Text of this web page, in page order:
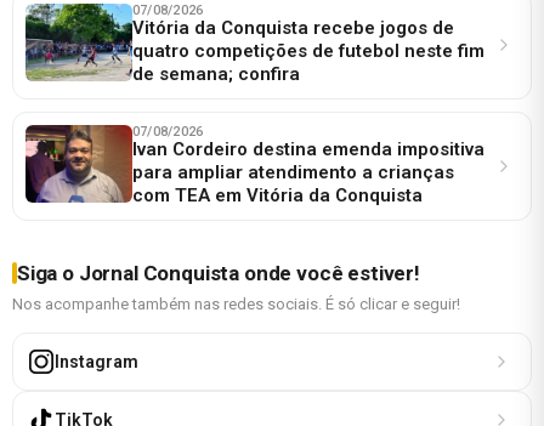
07/08/2026
Vitória da Conquista recebe jogos de
quatro competições de futebol neste fim
de semana; confira
07/08/2026
Ivan Cordeiro destina emenda impositiva
para ampliar atendimento a crianças
com TEA em Vitória da Conquista
Siga o Jornal Conquista onde você estiver!
Nos acompanhe também nas redes sociais. É só clicar e seguir!
Instagram
TikTok